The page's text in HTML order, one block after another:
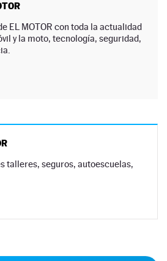
EL MOTOR con toda la actualidad
y la moto, tecnología, seguridad,
talleres, seguros, autoescuelas,